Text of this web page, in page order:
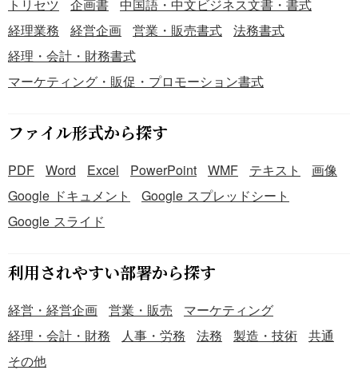
トリセツ
企画書
中国語・中文ビジネス文書・書式
経理業務
経営企画 営業・販売書式
法務書式
経理・会計・財務書式
マーケティング・販促・プロモーション書式
ファイル形式から探す
PDF Word Excel PowerPoint WMF テキスト
画像
Google ドキュメント
Google スプレッドシート
Google スライド
利用されやすい部署から探す
経営・経営企画 営業・販売
マーケティング
経理・会計・財務
人事・労務 法務 製造・技術
共通
その他